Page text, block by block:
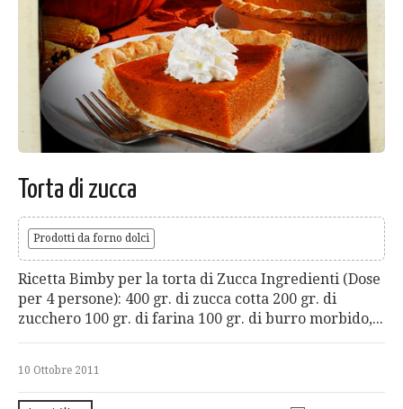
Torta di zucca
Prodotti da forno dolci
Ricetta Bimby per la torta di Zucca Ingredienti (Dose
per 4 persone): 400 gr. di zucca cotta 200 gr. di
zucchero 100 gr. di farina 100 gr. di burro morbido,...
10 Ottobre 2011